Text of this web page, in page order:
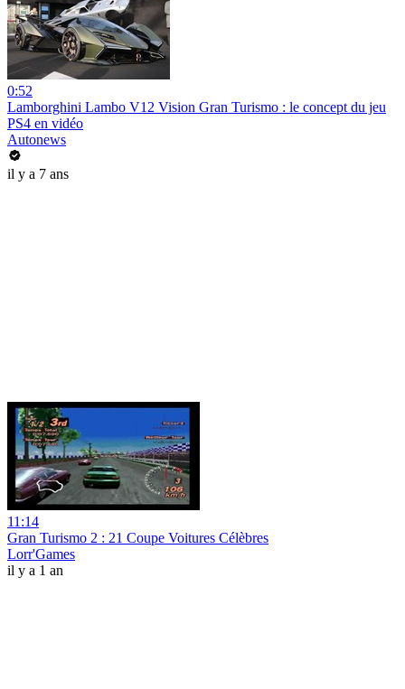
0:52
Lamborghini Lambo V12 Vision Gran Turismo : le concept du jeu
PS4 en vidéo
Autonews
il y a 7 ans
11:14
Gran Turismo 2 : 21 Coupe Voitures Célèbres
Lorr'Games
il y a 1 an